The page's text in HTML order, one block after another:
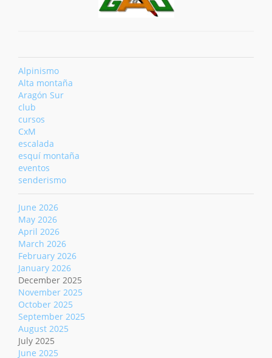
Alpinismo
Alta montaña
Aragón Sur
club
cursos
CxM
escalada
esquí montaña
eventos
senderismo
June 2026
May 2026
April 2026
March 2026
February 2026
January 2026
December 2025
November 2025
October 2025
September 2025
August 2025
July 2025
June 2025